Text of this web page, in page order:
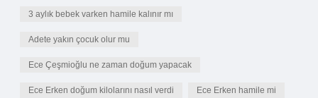
3 aylık bebek varken hamile kalınır mı
Adete yakın çocuk olur mu
Ece Çeşmioğlu ne zaman doğum yapacak
Ece Erken doğum kilolarını nasıl verdi Ece Erken hamile mi